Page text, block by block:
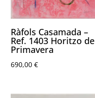
Ràfols Casamada –
Ref. 1403 Horitzo de
Primavera
690,00€